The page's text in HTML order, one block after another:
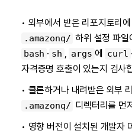
• 외부에서 받은 리포지토리에
.amazonq/ 하위 설정 파일
bash · sh , args 에 curl ·
자격증명 호출이 있는지 검사
• 클론하거나 내려받은 외부
.amazonq/ 디렉터리를 먼
• 영향 버전이 설치된 개발자